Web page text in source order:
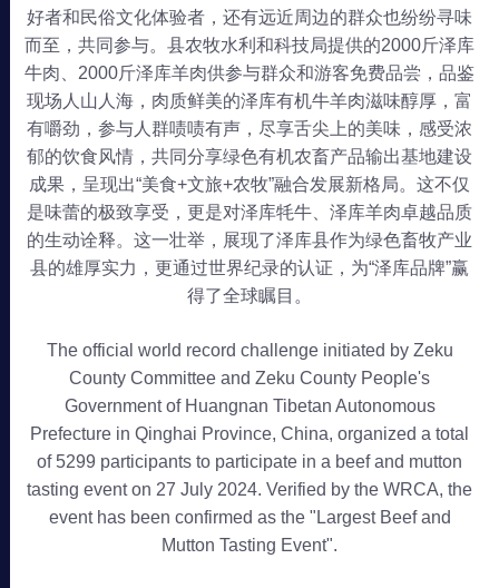
好者和民俗文化体验者，还有远近周边的群众也纷纷寻味
而至，共同参与。县农牧水利和科技局提供的2000斤泽库
牛肉、2000斤泽库羊肉供参与群众和游客免费品尝，品鉴
现场人山人海，肉质鲜美的泽库有机牛羊肉滋味醇厚，富
有嚼劲，参与人群啧啧有声，尽享舌尖上的美味，感受浓
郁的饮食风情，共同分享绿色有机农畜产品输出基地建设
成果，呈现出“美食+文旅+农牧”融合发展新格局。这不仅
是味蕾的极致享受，更是对泽库牦牛、泽库羊肉卓越品质
的生动诠释。这一壮举，展现了泽库县作为绿色畜牧产业
县的雄厚实力，更通过世界纪录的认证，为“泽库品牌”赢
得了全球瞩目。
The official world record challenge initiated by Zeku
County Committee and Zeku County People's
Government of Huangnan Tibetan Autonomous
Prefecture in Qinghai Province, China, organized a total
of 5299 participants to participate in a beef and mutton
tasting event on 27 July 2024. Verified by the WRCA, the
event has been confirmed as the "Largest Beef and
Mutton Tasting Event".